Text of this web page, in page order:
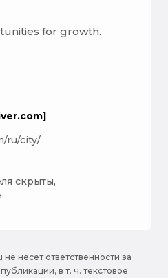
for growth.
ru/city/
скрыты,
несет ответственности за
в т. ч. текстовое